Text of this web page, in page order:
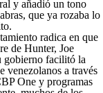
y añadió un tono
que ya rozaba lo
radica en que
de Hunter, Joe
gobierno facilitó la
venezolanos a través
One y programas